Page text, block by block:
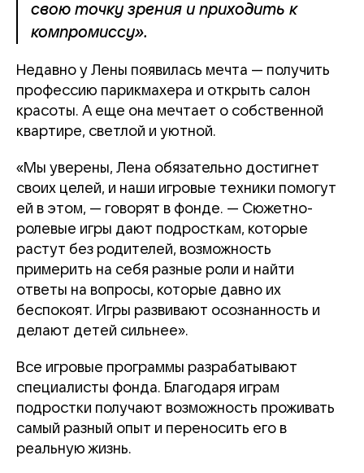
свою точку зрения и приходить к
компромиссу».
Недавно у Лены появилась мечта — получить
профессию парикмахера и открыть салон
красоты. А еще она мечтает о собственной
квартире, светлой и уютной.
«Мы уверены, Лена обязательно достигнет
своих целей, и наши игровые техники помогут
ей в этом, — говорят в фонде. — Сюжетно-
ролевые игры дают подросткам, которые
растут без родителей, возможность
примерить на себя разные роли и найти
ответы на вопросы, которые давно их
беспокоят. Игры развивают осознанность и
делают детей сильнее».
Все игровые программы разрабатывают
специалисты фонда. Благодаря играм
подростки получают возможность проживать
самый разный опыт и переносить его в
реальную жизнь.